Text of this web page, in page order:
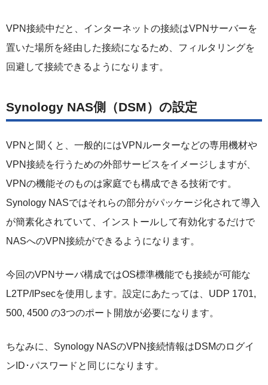
VPN接続中だと、インターネットの接続はVPNサーバーを
置いた場所を経由した接続になるため、フィルタリングを
回避して接続できるようになります。
Synology NAS側（DSM）の設定
VPNと聞くと、一般的にはVPNルーターなどの専用機材や
VPN接続を行うための外部サービスをイメージしますが、
VPNの機能そのものは家庭でも構成できる技術です。
Synology NASではそれらの部分がパッケージ化されて導入
が簡素化されていて、インストールして有効化するだけで
NASへのVPN接続ができるようになります。
今回のVPNサーバ構成ではOS標準機能でも接続が可能な
L2TP/IPsecを使用します。設定にあたっては、UDP 1701,
500, 4500 の3つのポート開放が必要になります。
ちなみに、Synology NASのVPN接続情報はDSMのログイ
ンID･パスワードと同じになります。